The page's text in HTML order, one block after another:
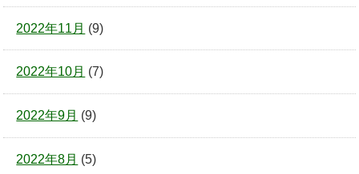
2022年11月 (9)
2022年10月 (7)
2022年9月 (9)
2022年8月 (5)